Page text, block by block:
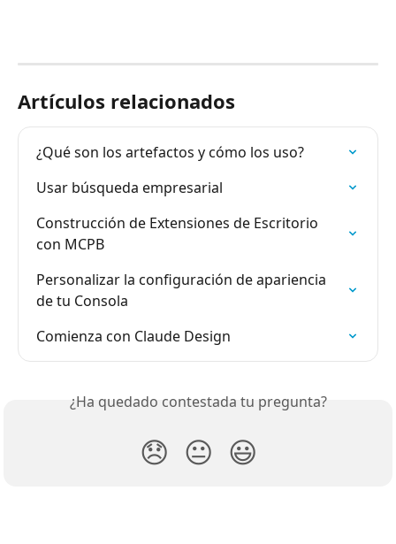
Artículos relacionados
¿Qué son los artefactos y cómo los uso?
Usar búsqueda empresarial
Construcción de Extensiones de Escritorio
con MCPB
Personalizar la configuración de apariencia
de tu Consola
Comienza con Claude Design
¿Ha quedado contestada tu pregunta?
😞 😐 😃